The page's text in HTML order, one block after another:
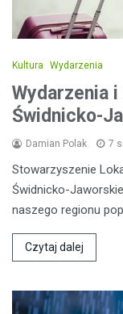
Kultura Wydarzenia
Wydarzenia
Świdnicko-
Damian Polak 7
Stowarzyszenie
Świdnicko-
naszego regionu
Czytaj dalej